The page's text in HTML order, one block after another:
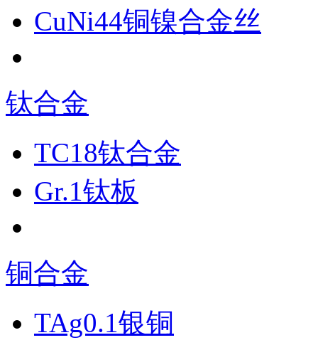
CuNi44铜镍合金丝
钛合金
TC18钛合金
Gr.1钛板
铜合金
TAg0.1银铜